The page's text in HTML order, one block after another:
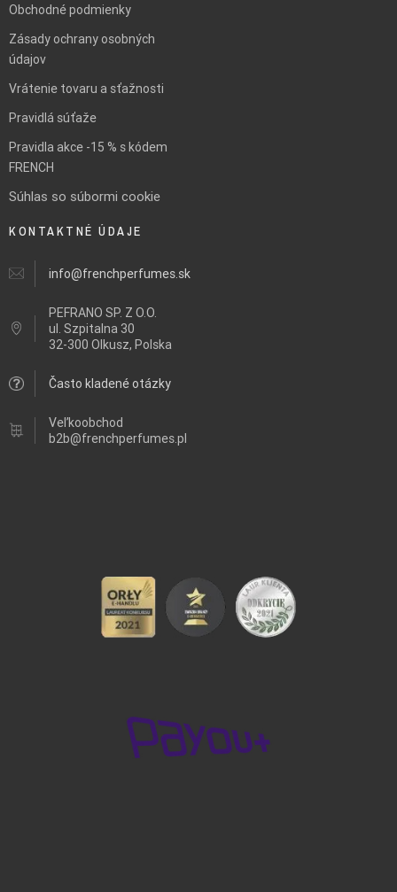
Obchodné podmienky
Zásady ochrany osobných
údajov
Vrátenie tovaru a sťažnosti
Pravidlá súťaže
Pravidla akce -15 % s kódem
FRENCH
Súhlas so súbormi cookie
KONTAKTNÉ ÚDAJE
info@frenchperfumes.sk
PEFRANO SP. Z O.O.
ul. Szpitalna 30
32-300 Olkusz, Polska
Často kladené otázky
Veľkoobchod
b2b@frenchperfumes.pl